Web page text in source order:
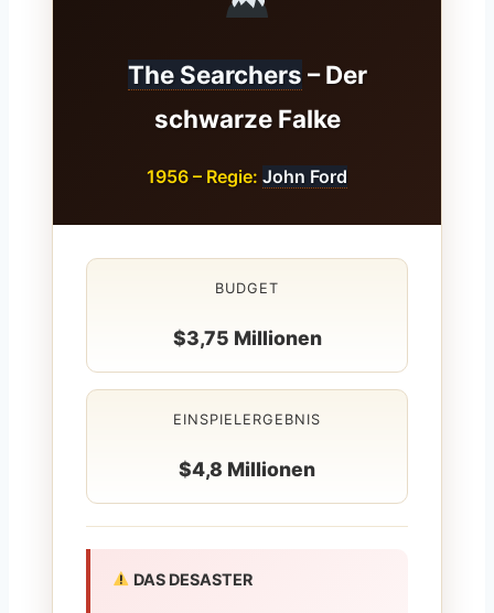
The Searchers – Der
schwarze Falke
1956 – Regie: John Ford
BUDGET
$3,75 Millionen
EINSPIELERGEBNIS
$4,8 Millionen
DAS DESASTER